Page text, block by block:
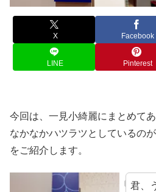
X Facebook
LINE Pinterest
今回は、一見小綺麗にまとめて
なかなかハツラツとしているの
をご紹介します。
君、